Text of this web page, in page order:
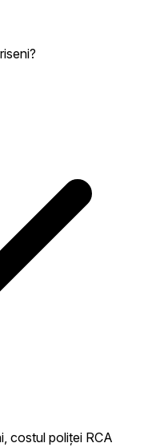
costul poliței RCA